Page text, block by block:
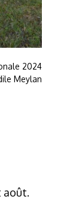
2024
Meylan
août.